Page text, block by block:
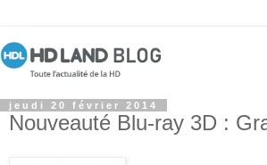
jeudi 20 février 2014
Nouveauté Blu-ray 3D :